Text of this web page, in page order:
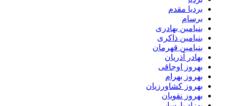
بردیا مقدم
برسام
بنیامین بهادری
بنیامین ذاکری
بنیامین قهرمان
بهادر آذریان
بهروز اوجاقی
بهروز بهرام
بهروز کشاورزیان
بهروز نقویان